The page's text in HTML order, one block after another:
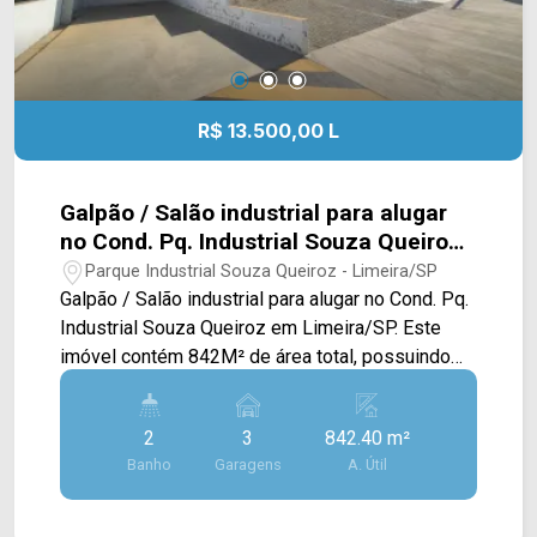
R$ 13.500,00 L
Galpão / Salão industrial para alugar
no Cond. Pq. Industrial Souza Queiroz
em Limeira/SP
Parque Industrial Souza Queiroz - Limeira/SP
Galpão / Salão industrial para alugar no Cond. Pq.
Industrial Souza Queiroz em Limeira/SP. Este
imóvel contém 842M² de área total, possuindo
um amplo salão, salas privativas e vestiários. >
02 banheiros sociais; > 03 vagas rotativas.
Localizado no bairro Parque Industrial Souza
Queiroz, este condomínio está próximo à Av.
Francisco Teixeira Martins, Estrada da Balsa e Av.
2
Banho
3
Garagens
842.40 m²
A. Útil